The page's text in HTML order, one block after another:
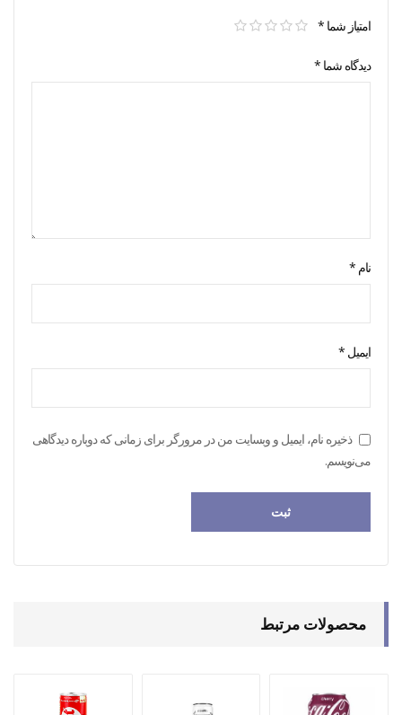
امتیاز شما *
دیدگاه شما *
نام *
ایمیل *
ذخیره نام، ایمیل و وبسایت من در مرورگر برای زمانی که دوباره دیدگاهی
می‌نویسم.
محصولات مرتبط